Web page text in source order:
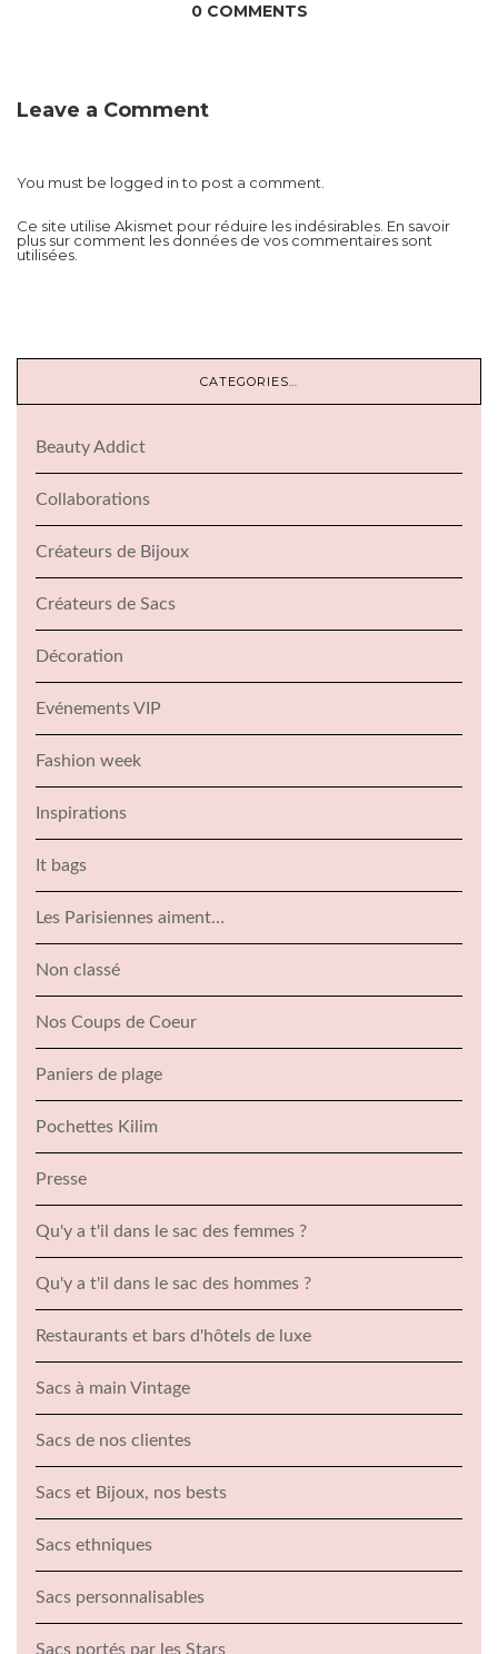
0 COMMENTS
Leave a Comment
You must be logged into post a comment.
Ce site utilise Akismet pour réduire les indésirables. En savoir
plus sur comment les données de vos commentaires sont
utilisées
CATEGORIES…
Beauty Addict
Collaborations
Créateurs de Bijoux
Créateurs de Sacs
Décoration
Evénements VIP
Fashion week
Inspirations
It bags
Les Parisiennes aiment…
Non classé
Nos Coups de Coeur
Paniers de plage
Pochettes Kilim
Presse
Qu'y a t'il dans le sac des femmes ?
Qu'y a t'il dans le sac des hommes ?
Restaurants et bars d'hôtels de luxe
Sacs à main Vintage
Sacs de nos clientes
Sacs et Bijoux, nos bests
Sacs ethniques
Sacs personnalisables
Sacs portés par les Stars